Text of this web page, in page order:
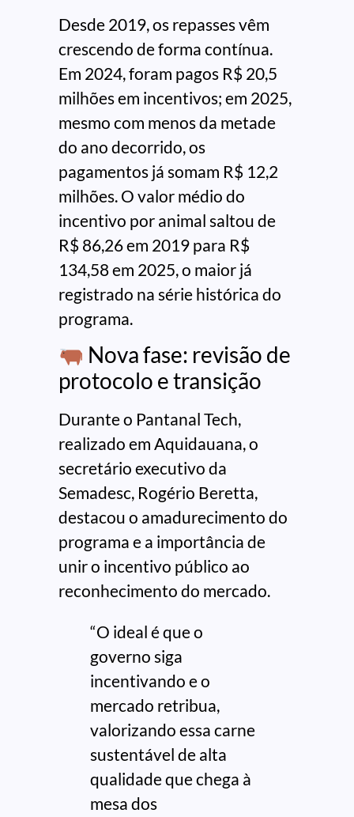
Desde 2019, os repasses vêm
crescendo de forma contínua.
Em 2024, foram pagos R$ 20,5
milhões em incentivos; em 2025,
mesmo com menos da metade
do ano decorrido, os
pagamentos já somam R$ 12,2
milhões. O valor médio do
incentivo por animal saltou de
R$ 86,26 em 2019 para R$
134,58 em 2025, o maior já
registrado na série histórica do
programa.
Nova fase: revisão de
protocolo e transição
Durante o Pantanal Tech,
realizado em Aquidauana, o
secretário executivo da
Semadesc, Rogério Beretta,
destacou o amadurecimento do
programa e a importância de
unir o incentivo público ao
reconhecimento do mercado.
“O ideal é que o
governo siga
incentivando e o
mercado retribua,
valorizando essa carne
sustentável de alta
qualidade que chega à
mesa dos